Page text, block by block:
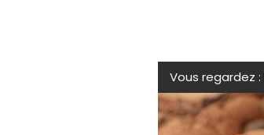
Vous regardez :